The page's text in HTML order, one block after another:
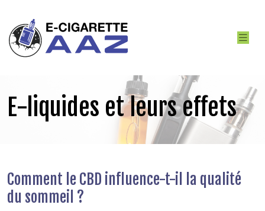
E-liquides et leurs effets
Comment le CBD influence-t-il la qualité
du sommeil ?